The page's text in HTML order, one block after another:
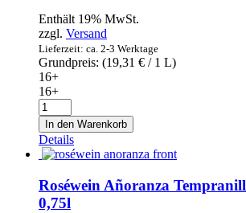
Enthält 19% MwSt.
zzgl. Versand
Lieferzeit: ca. 2-3 Werktage
Grundpreis: (19,31 € / 1 L)
16+
16+
Weißwein
Martin
Códax
Albariño
2019
0,75l
Menge
In den Warenkorb
Details
Roséwein Añoranza
0,75l